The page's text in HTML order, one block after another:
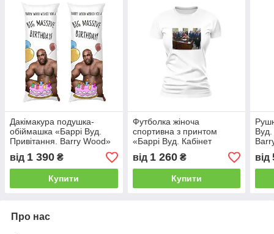
Дакімакура подушка-
обіймашка «Баррі Вуд.
Привітання. Barry Wood»
від 1 390 ₴
Купити
Футболка жіноча
спортивна з принтом
«Баррі Вуд. Кабінет
президента. Barry Wood»
від 1 260₴
Купити
Вуд.
від
Про нас